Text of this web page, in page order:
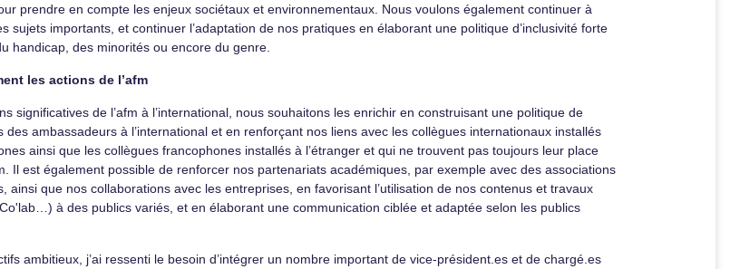
prendre en compte les enjeux sociétaux et environnementaux. Nous voulons également continuer à
sujets importants, et continuer l’adaptation de nos pratiques en élaborant une politique d’inclusivité forte
handicap, des minorités ou encore du genre.
les actions de l’afm
significatives de l’afm à l’international, nous souhaitons les enrichir en construisant une politique de
des ambassadeurs à l’international et en renforçant nos liens avec les collègues internationaux installés
ainsi que les collègues francophones installés à l’étranger et qui ne trouvent pas toujours leur place
Il est également possible de renforcer nos partenariats académiques, par exemple avec des associations
ainsi que nos collaborations avec les entreprises, en favorisant l’utilisation de nos contenus et travaux
à des publics variés, et en élaborant une communication ciblée et adaptée selon les publics
ambitieux, j’ai ressenti le besoin d’intégrer un nombre important de vice-président.es et de chargé.es